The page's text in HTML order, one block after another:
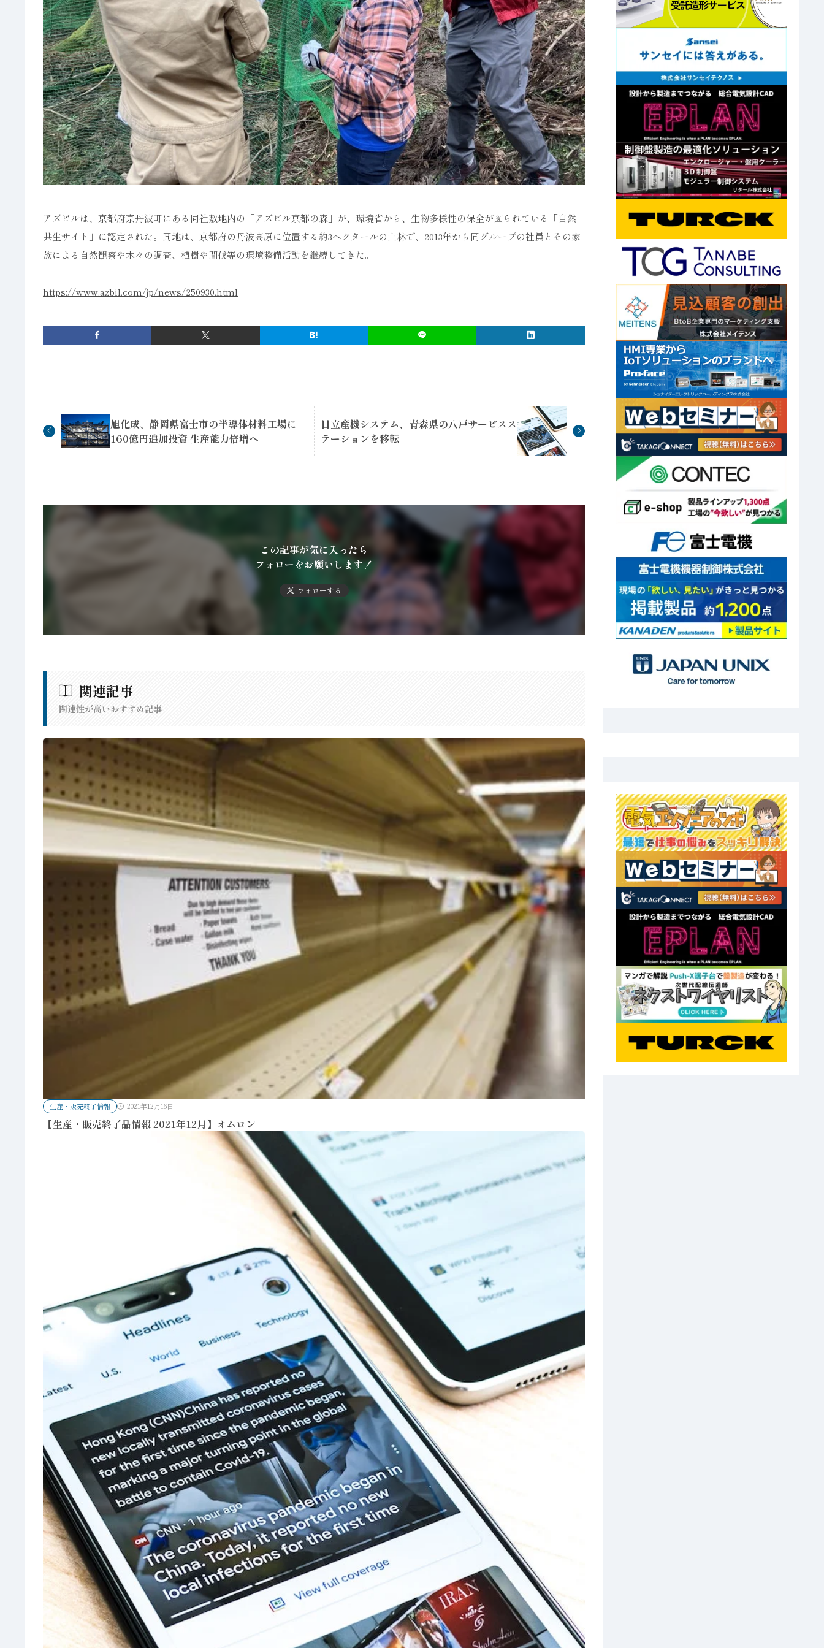
アズビルは、京都府京丹波町にある同社敷地内の「アズビル京都の森」が、環境省から、生物多様性の保全が図られている「自然
共生サイト」に認定された。同地は、京都府の丹波高原に位置する約3ヘクタールの山林で、2013年から同グループの社員とその家
族による自然観察や木々の調査、植樹や間伐等の環境整備活動を継続してきた。
https://www.azbil.com/jp/news/250930.html
旭化成、静岡県富士市の半導体材料工場に
160億円追加投資 生産能力倍増へ
日立産機システム、青森県の八戸サービスス
テーションを移転
この記事が気に入ったら
フォローをお願いします！
フォローする
関連記事
関連性が高いおすすめ記事
生産・販売終了情報 2021年12月16日
【生産・販売終了品情報 2021年12月】オムロン